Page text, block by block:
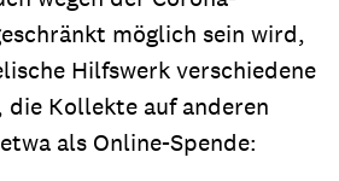
möglich sein wird,
Hilfswerk verschiedene
die Kollekte auf anderen
als Online-Spende: